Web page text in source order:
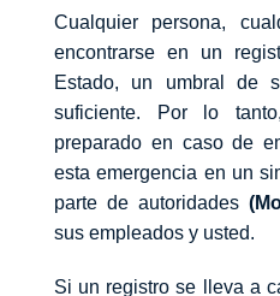
Cualquier persona,
encontrarse en un
Estado, un umbral de
suficiente. Por lo
preparado en caso de
esta emergencia en un
parte de autoridades
sus empleados y usted.
Si un registro se lleva a